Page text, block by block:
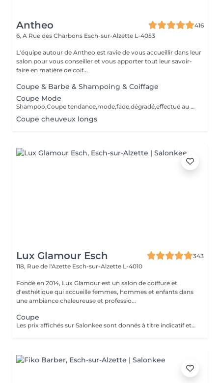
Antheo
416
6, A Rue des Charbons Esch-sur-Alzette L-4053
L'équipe autour de Antheo est ravie de vous accueillir dans leur
salon pour vous conseiller et vous apporter tout leur savoir-
faire en matière de coif...
Coupe & Barbe & Shampoing & Coiffage
Coupe Mode
Shampoo,Coupe tendance,mode,fade,dégradé,effectué au ciseaux /tondeuses,Shampoo,Styling,Produits de finition.Les outils sont désinfectés pour chaque service.
Coupe cheuveux longs
Lux Glamour Esch
343
118, Rue de l'Azette Esch-sur-Alzette L-4010
Fondé en 2014, Lux Glamour est un salon de coiffure et
d'esthétique qui accueille femmes, hommes et enfants dans
une ambiance chaleureuse et professio...
Coupe
Les prix affichés sur Salonkee sont donnés à titre indicatif et correspondent aux tarifs de base. La coupe est une prestation indépendante et n'inclut ni le lavage ni le brushing. Un diagnostic personnalisé sera réalisé lors de votre arrivée afin de vous conseiller au mieux en fonction de vos envies, de votre type de cheveux et du résultat souhaité. Dans tous les cas, un devis détaillé vous sera communiqué avant toute prestation complémentaire, réalisée uniquement avec votre accord.